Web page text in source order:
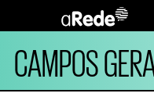
CAMPOS